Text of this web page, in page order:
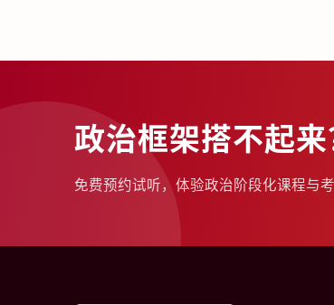
政治框架搭不起
免费预约试听，体验政治阶段化课程与考